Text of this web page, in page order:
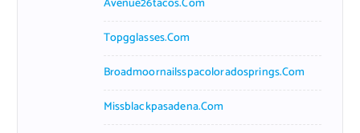
Topgglasses.com
Broadmoornailsspacoloradosprings.com
Missblackpasadena.com